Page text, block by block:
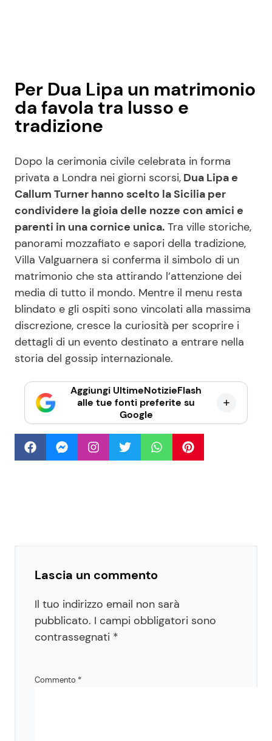
Per Dua Lipa un matrimonio
da favola tra lusso e
tradizione
Dopo la cerimonia civile celebrata in forma
privata a Londra nei giorni scorsi, Dua Lipa e
Callum Turner hanno scelto la Sicilia per
condividere la gioia delle nozze con amici e
parenti in una cornice unica. Tra ville storiche,
panorami mozzafiato e sapori della tradizione,
Villa Valguarnera si conferma il simbolo di un
matrimonio che sta attirando l’attenzione dei
media di tutto il mondo. Mentre il menu resta
blindato e gli ospiti sono vincolati alla massima
discrezione, cresce la curiosità per scoprire i
dettagli di un evento destinato a entrare nella
storia del gossip internazionale.
Aggiungi UltimeNotizieFlash
alle tue fonti preferite su
Google
Lascia un commento
Il tuo indirizzo email non sarà
pubblicato. I campi obbligatori sono
contrassegnati *
Commento *